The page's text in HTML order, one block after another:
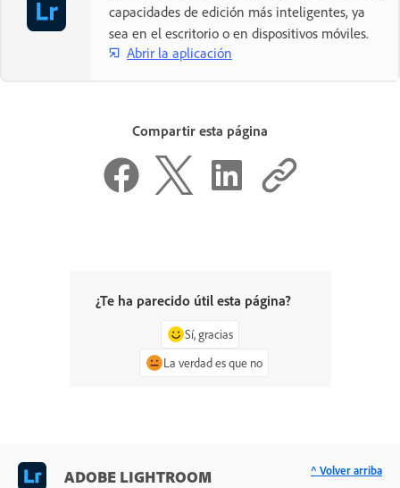
capacidades de edición más inteligentes, ya
sea en el escritorio o en dispositivos móviles.
Abrir la aplicación
Compartir esta página
¿Te ha parecido útil esta página?
Sí, gracias
La verdad es que no
ADOBE LIGHTROOM ^ Volver arriba